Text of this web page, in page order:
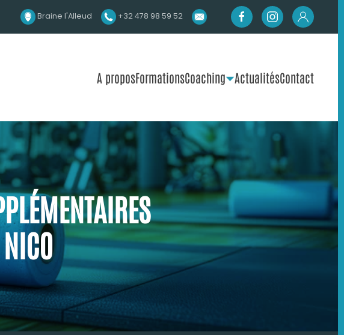
Braine l'Alleud +32 478 98 59 52
A proposFormationsCoaching ActualitésContact